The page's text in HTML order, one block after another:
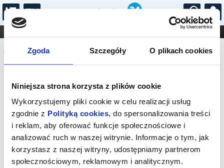
Zgoda Szczegóły O plikach cookies
Niniejsza strona korzysta z plików cookie
Wykorzystujemy pliki cookie w celu realizacji usług
zgodnie z Polityką cookies, do spersonalizowania treści
i reklam, aby oferować funkcje społecznościowe i
analizować ruch w naszej witrynie. Informacje o tym, jak
korzystasz z naszej witryny, udostępniamy partnerom
społecznościowym, reklamowym i analitycznym.
...
FILHARMONIA OPERA I BALET
STAND-UP
DLA DZIECI
Komunikat
Sprzedaż biletów on-line na wydarzenie
została zakończona.